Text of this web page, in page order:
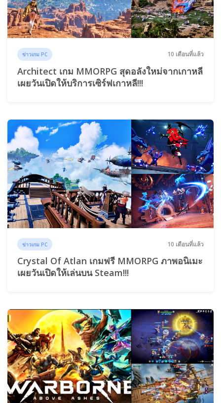
ข่าวเกม PC 10 เดือนที่แล้ว
Architect เกม MMORPG สุดอลังใหม่จากเกาหลี
เผยวันเปิดให้บริการเซิร์ฟเกาหลี!!!
ข่าวเกม PC 10 เดือนที่แล้ว
Crystal Of Atlan เกมฟรี MMORPG ภาพอนิเมะ
เผยวันเปิดให้เล่นบน Steam!!!